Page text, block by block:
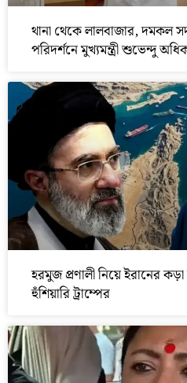
থানা থেকে লালবাজার, দমকল
পরিদর্শনে মুখ্যমন্ত্রী শুভেন্দু
হরমুজ প্রণালী নিয়ে ইরানের
হুঁশিয়ারি ট্রাম্পের